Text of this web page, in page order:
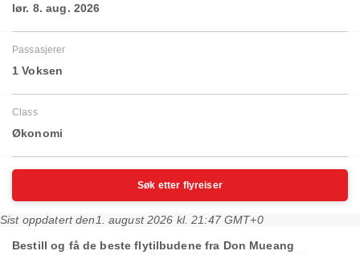
lør. 8. aug. 2026
Passasjerer
1 Voksen
Class
Økonomi
Søk etter flyreiser
Sist oppdatert den 1. august 2026 kl. 21:47 GMT+0
Bestill og få de beste flytilbudene fra Don Mueang